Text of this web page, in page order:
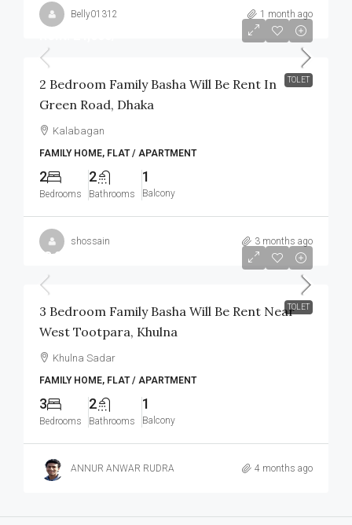
Belly01312 1 month ago
TOLET
2 Bedroom Family Basha Will Be Rent In
Green Road, Dhaka
Kalabagan
FAMILY HOME, FLAT / APARTMENT
2
Bedrooms
2
Bathrooms
1
Balcony
shossain 3 months ago
TOLET
৳8,000
3 Bedroom Family Basha Will Be Rent Near
West Tootpara, Khulna
Khulna Sadar
FAMILY HOME, FLAT / APARTMENT
3
Bedrooms
2
Bathrooms
1
Balcony
ANNUR ANWAR RUDRA 4 months ago